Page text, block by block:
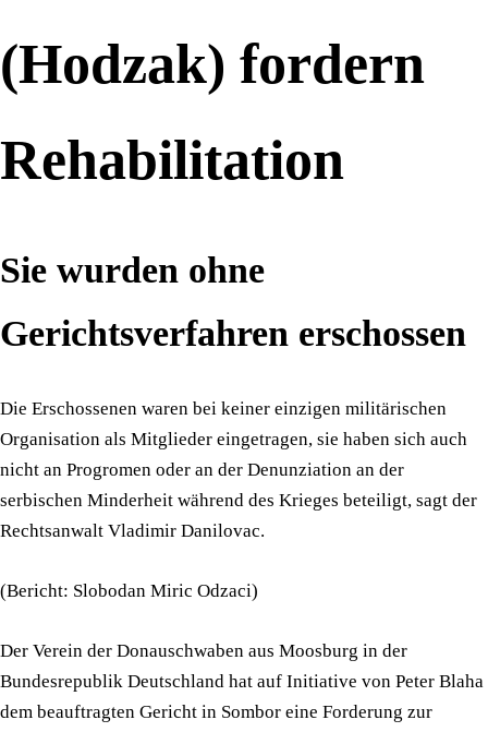
(Hodzak) fordern
Rehabilitation
Sie wurden ohne
Gerichtsverfahren erschossen
Die Erschossenen waren bei keiner einzigen militärischen
Organisation als Mitglieder eingetragen, sie haben sich auch
nicht an Progromen oder an der Denunziation an der
serbischen Minderheit während des Krieges beteiligt, sagt der
Rechtsanwalt Vladimir Danilovac.
(Bericht: Slobodan Miric Odzaci)
Der Verein der Donauschwaben aus Moosburg in der
Bundesrepublik Deutschland hat auf Initiative von Peter Blaha
dem beauftragten Gericht in Sombor eine Forderung zur